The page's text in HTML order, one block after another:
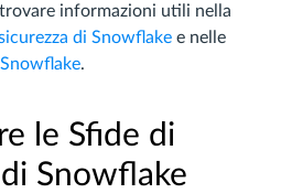
informazioni utili nella
di Snowflake e nelle
.
le Sfide di
Snowflake